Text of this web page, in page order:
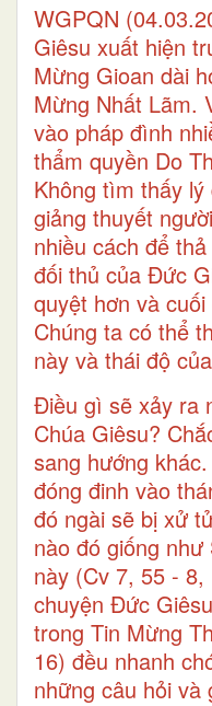
WGPQN
Giêsu xuất hiện
Mừng Gioan dài
Mừng Nhất Lãm.
vào pháp đình
thẩm quyền Do
Không tìm thấy
giảng thuyết
nhiều cách để
đối thủ của Đức
quyệt hơn và
Chúng ta có thể
này và thái độ
Điều gì sẽ xảy ra
Chúa Giêsu?
sang hướng
đóng đinh vào
đó ngài sẽ bị xử
nào đó giống
này (Cv 7, 55 -
chuyện Đức
trong Tin Mừng
16) đều nhanh
những câu hỏi và